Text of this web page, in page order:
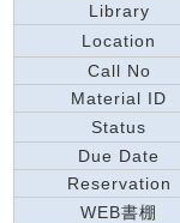
Library
Location
Call No
Material ID
Status
Due Date
Reservation
WEB書棚